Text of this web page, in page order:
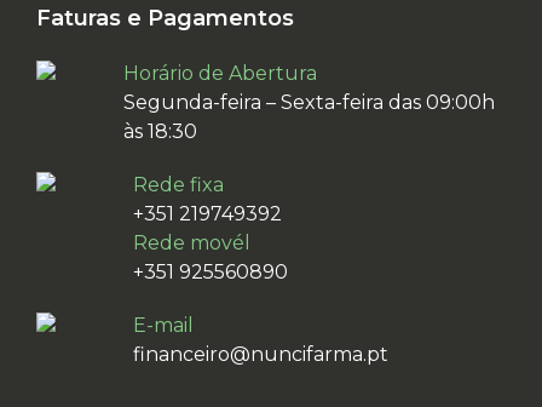
Faturas e Pagamentos
Horário de Abertura
Segunda-feira – Sexta-feira das 09:00h
às 18:30
Rede fixa
+351 219749392
Rede movél
+351 925560890
E-mail
financeiro@nuncifarma.pt